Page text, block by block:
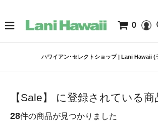
0
ハワイアン･セレクトショップ | Lani Hawaii (
【Sale】 に登録されている商
28件の商品が見つかりました